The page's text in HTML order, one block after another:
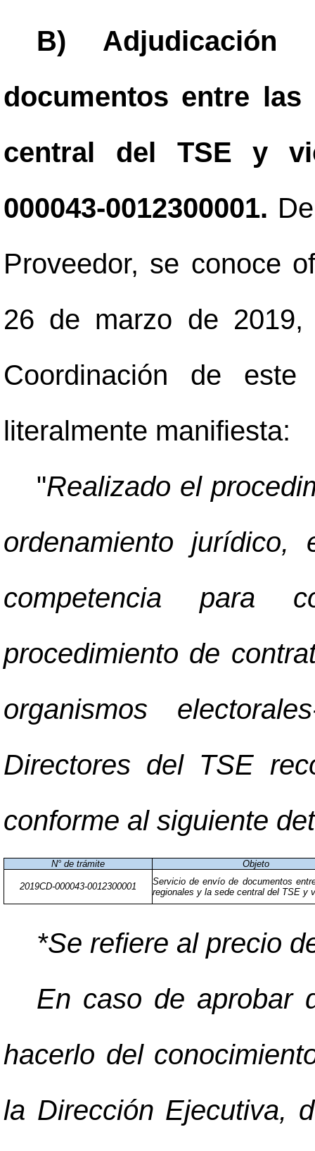
B)
documentos entre
central del TSE y
000043-0012300001.
Proveedor, se conoce
26 de marzo de
Coordinación de
literalmente manifiesta:
"Realizado el
ordenamiento jurídico,
competencia para
procedimiento de
organismos
Directores del TSE
conforme al siguiente
N° de trámite Objeto
2019CD-000043-0012300001
Servicio de envío de documentos
regionales y la sede central del TSE y
*Se refiere al precio
En caso de aprobar
hacerlo del
la Dirección Ejecutiva,